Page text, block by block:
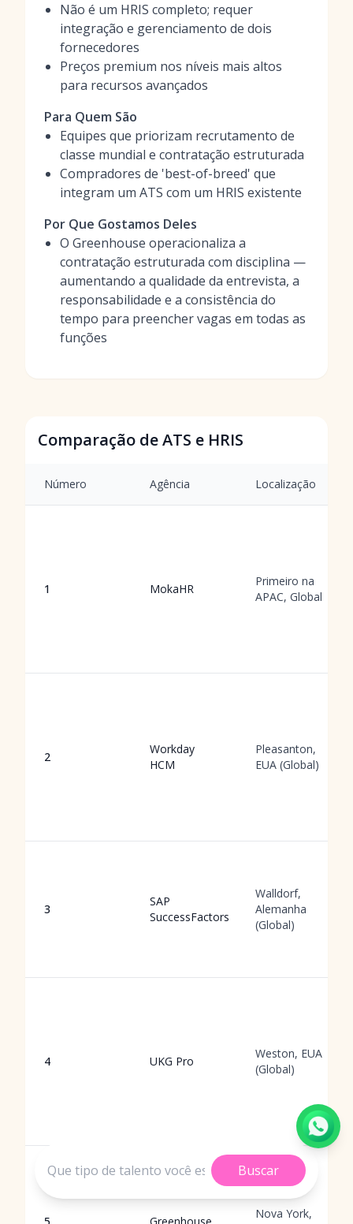
Não é um HRIS completo; requer
integração e gerenciamento de dois
fornecedores
Preços premium nos níveis mais altos
para recursos avançados
Para Quem São
Equipes que priorizam recrutamento de
classe mundial e contratação estruturada
Compradores de 'best-of-breed' que
integram um ATS com um HRIS existente
Por Que Gostamos Deles
O Greenhouse operacionaliza a
contratação estruturada com disciplina —
aumentando a qualidade da entrevista, a
responsabilidade e a consistência do
tempo para preencher vagas em todas as
funções
Comparação de ATS e HRIS
Número Agência Localização
1 MokaHR
Primeiro na
APAC, Global
2
Workday
HCM
Pleasanton,
EUA (Global)
3
SAP
SuccessFactors
Walldorf,
Alemanha
(Global)
4 UKG Pro
Weston, EUA
(Global)
Nova York,
Buscar